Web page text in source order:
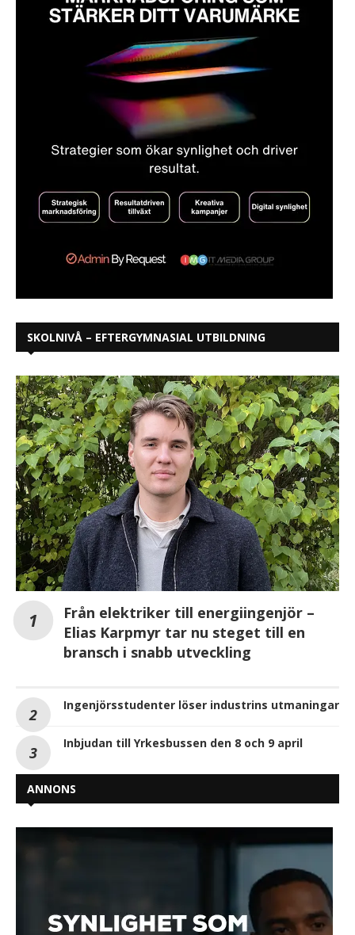
SKOLNIVÅ – EFTERGYMNASIAL UTBILDNING
Från elektriker till energiingenjör –
Elias Karpmyr tar nu steget till en
bransch i snabb utveckling
Ingenjörsstudenter löser industrins utmaningar
Inbjudan till Yrkesbussen den 8 och 9 april
ANNONS